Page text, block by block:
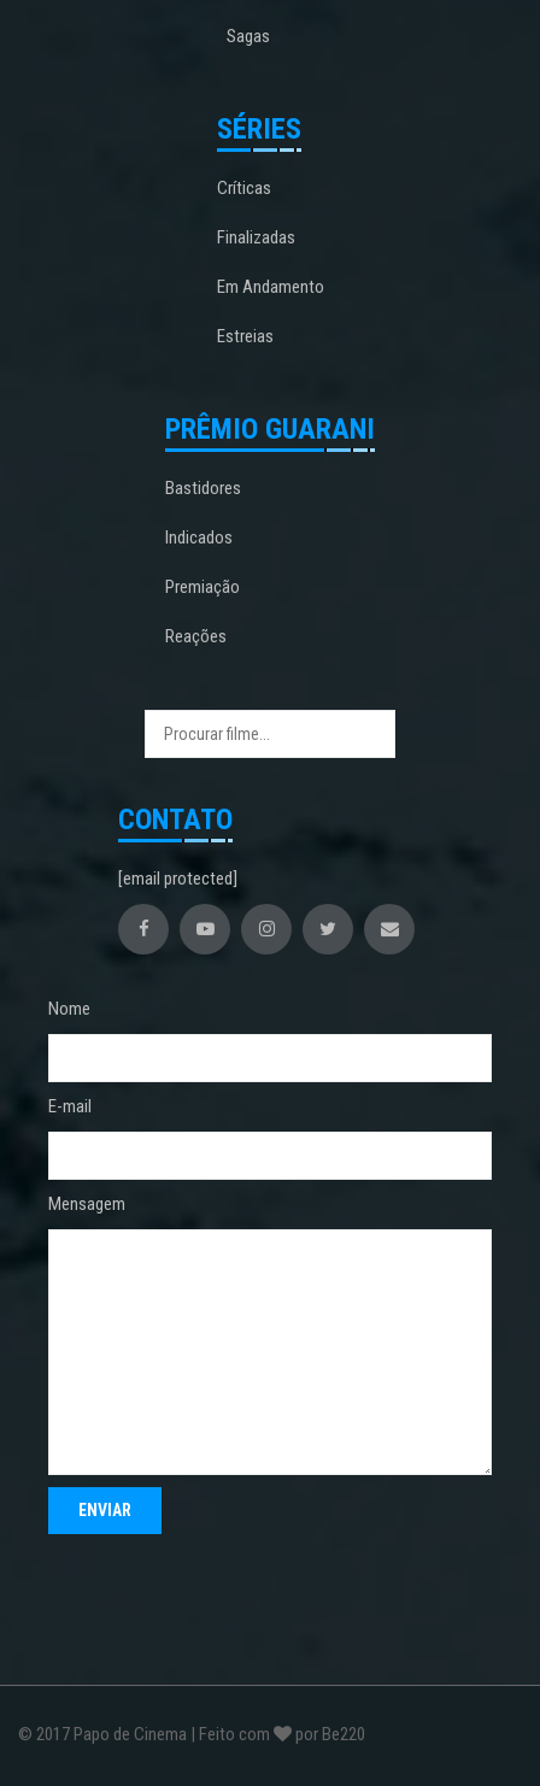
Sagas
SÉRIES
Críticas
Finalizadas
Em Andamento
Estreias
PRÊMIO GUARANI
Bastidores
Indicados
Premiação
Reações
CONTATO
[email protected]
Nome
E-mail
Mensagem
© 2017 Papo de Cinema | Feito com por Be220